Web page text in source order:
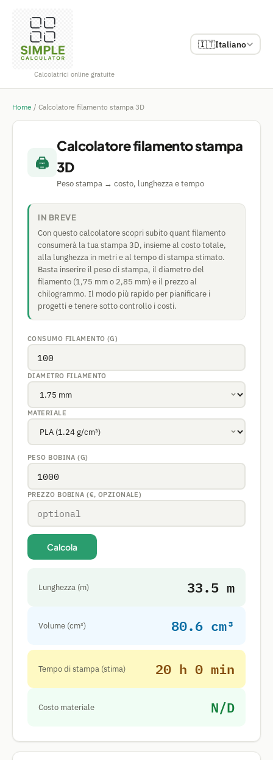
Calcolatrici online gratuite
🇮🇹Italiano
Home / Calcolatore filamento stampa 3D
🖨️
Calcolatore filamento stampa
3D
Peso stampa → costo, lunghezza e tempo
IN BREVE
Con questo calcolatore scopri subito quant filamento
consumerà la tua stampa 3D, insieme al costo totale,
alla lunghezza in metri e al tempo di stampa stimato.
Basta inserire il peso di stampa, il diametro del
filamento (1,75 mm o 2,85 mm) e il prezzo al
chilogrammo. Il modo più rapido per pianificare i
progetti e tenere sotto controllo i costi.
CONSUMO FILAMENTO (G)
DIAMETRO FILAMENTO
MATERIALE
PESO BOBINA (G)
PREZZO BOBINA (€, OPZIONALE)
Calcola
Lunghezza (m) 33.5 m
Volume (cm³) 80.6 cm³
Tempo di stampa (stima) 20 h 0 min
Costo materiale N/D